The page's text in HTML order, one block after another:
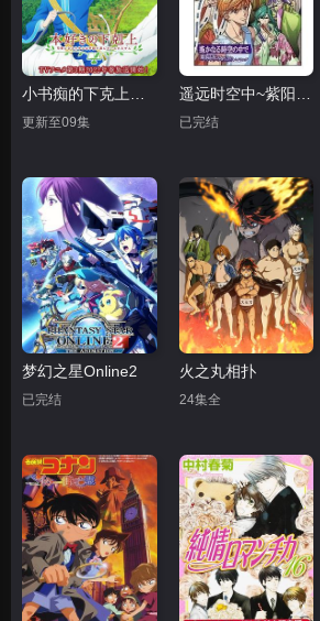
更新至09集 已完结
梦幻之星Online2
已完结
火之丸相扑
24集全